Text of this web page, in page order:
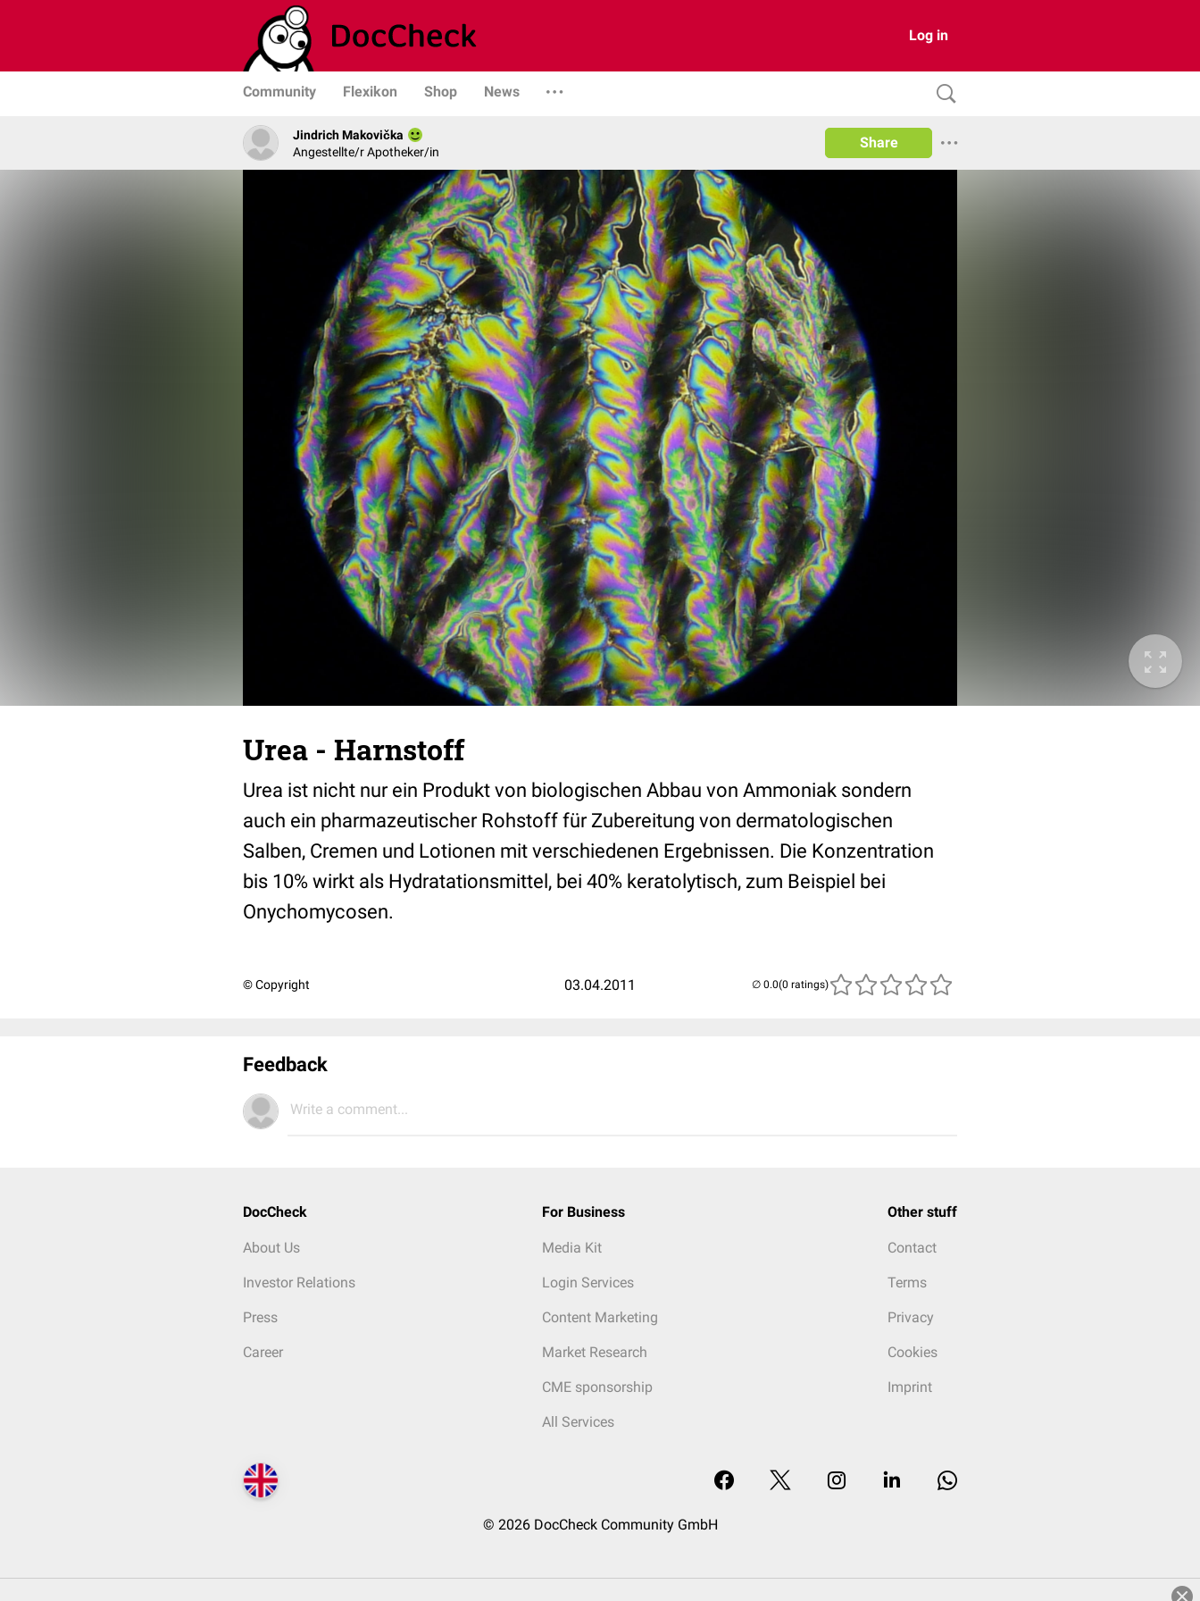
Log in
Community Flexikon Shop News
Jindrich Makovička
Angestellte/r Apotheker/in
Share
Urea - Harnstoff
Urea ist nicht nur ein Produkt von biologischen Abbau von Ammoniak sondern
auch ein pharmazeutischer Rohstoff für Zubereitung von dermatologischen
Salben, Cremen und Lotionen mit verschiedenen Ergebnissen. Die Konzentration
bis 10% wirkt als Hydratationsmittel, bei 40% keratolytisch, zum Beispiel bei
Onychomycosen.
© Copyright 03.04.2011 (0 ratings)
Feedback
Write a comment...
DocCheck
About Us
Investor Relations
Press
Career
For Business
Media Kit
Login Services
Content Marketing
Market Research
CME sponsorship
All Services
Other stuff
Contact
Terms
Privacy
Cookies
Imprint
© 2026 DocCheck Community GmbH